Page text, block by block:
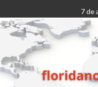
al
contenido
7 de